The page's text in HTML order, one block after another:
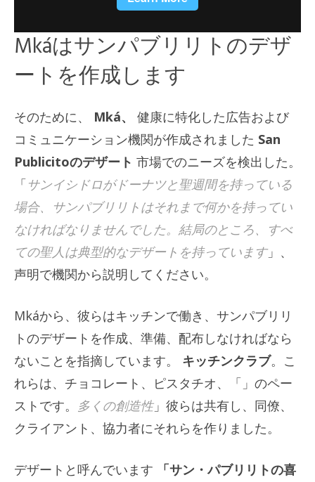
Mkáはサンパブリリトのデザ
ートを作成します
そのために、 Mká、
健康に特化した広告および
コミュニケーション機関が作成されました San
Publicitoのデザート 市場でのニーズを検出した。
「サンイシドロがドーナツと聖週間を持っている
場合、サンパブリリトはそれまで何かを持ってい
なければなりませんでした。結局のところ、すべ
ての聖人は典型的なデザートを持っています」、
声明で機関から説明してください。
Mkáから、彼らはキッチンで働き、サンパブリリ
トのデザートを作成、準備、配布しなければなら
ないことを指摘しています。 キッチンクラブ。こ
れらは、チョコレート、ピスタチオ、「」のペー
ストです。
多くの創造性」彼らは共有し、同僚、
クライアント、協力者にそれらを作りました。
デザートと呼んでいます
「サン・パブリリトの喜